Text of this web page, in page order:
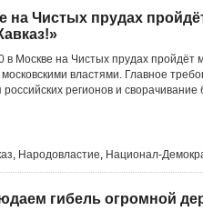
на Чистых прудах
в Москве на Чистых прудах пройдёт
властями. Главное
регионов и сворачивание
, Народовластие, Национал-
гибель огромной